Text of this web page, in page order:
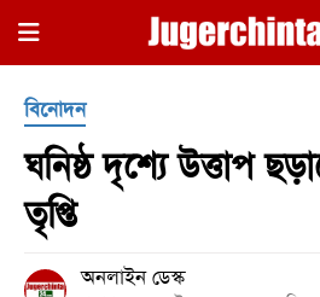
×
বিনোদন
ঘনিষ্ঠ দৃশ্যে উত্তাপ
তৃপ্তি
অনলাইন ডেস্ক